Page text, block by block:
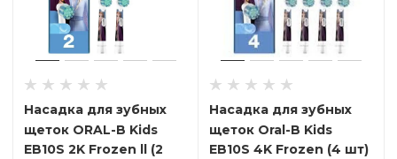
Насадка для зубных
щеток ORAL-B Kids
EB10S 2K Frozen ll (2
Насадка для зубных
щеток Oral-B Kids
EB10S 4K Frozen (4 шт)